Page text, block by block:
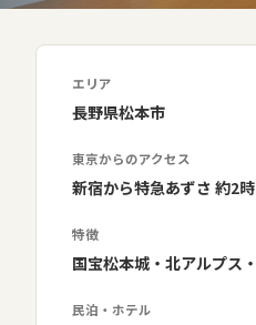
長野
の山々に囲まれた高原都市。
エリア
長野県松本市
東京からのアクセス
新宿から特急あずさ 約2
特徴
国宝松本城・北アルプス
民泊・ホテル